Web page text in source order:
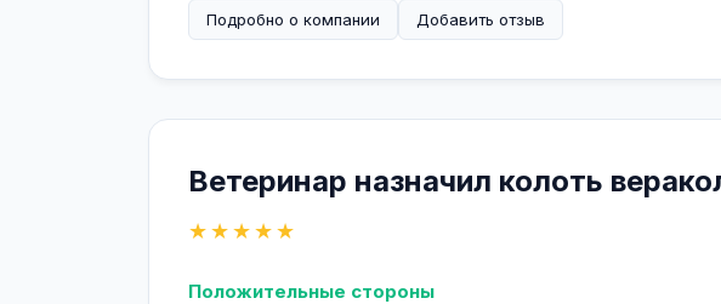
Подробно о компании Добавить отзыв
Ветеринар назначил колоть
★★★★★
Положительные стороны